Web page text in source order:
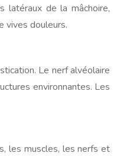
latéraux de la mâchoire,
vives douleurs.
Le nerf alvéolaire
environnantes. Les
les muscles, les nerfs et